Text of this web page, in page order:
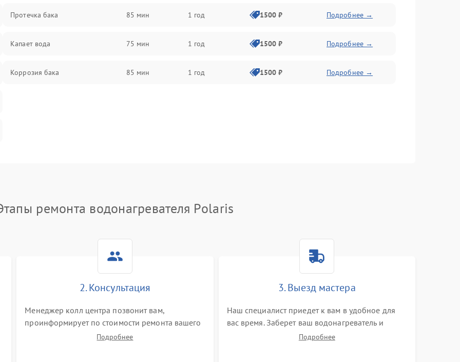
Протечка бака 85 мин 1 год 1500 ₽ Подробнее →
Капает вода 75 мин 1 год 1500 ₽ Подробнее →
Коррозия бака 85 мин 1 год 1500 ₽ Подробнее →
ремонта водонагревателя Polaris
2. Консультация
Менеджер колл центра позвонит вам,
проинформирует по стоимости ремонта вашего
водонагревателя а также ответит на все ваши
Подробнее
3. Выезд мастера
Наш специалист приедет к вам в удобное для
вас время. Заберет ваш водонагреватель и
привезет на склад для диагностики.
Подробнее